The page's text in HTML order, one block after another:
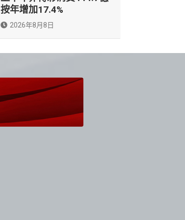
按年增加17.4%
2026年8月8日